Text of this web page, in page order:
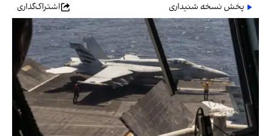
پخش نسخه شنیداری اشتراک‌گذاری